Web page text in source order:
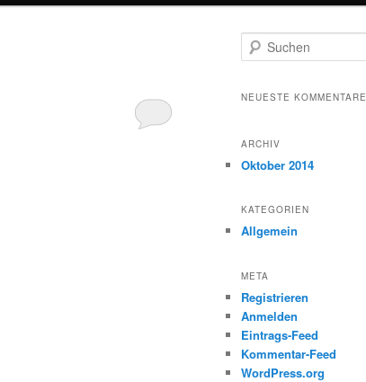
u
h
NEUESTE KOMMENTARE
ARCHIV
Oktober 2014
KATEGORIEN
Allgemein
META
Registrieren
Anmelden
Eintrags-Feed
Kommentar-Feed
WordPress.org